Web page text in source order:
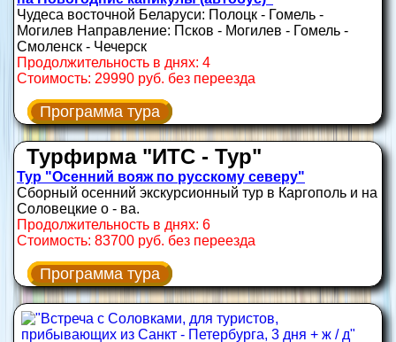
Чудеса восточной Беларуси: Полоцк - Гомель -
Могилев Направление: Псков - Могилев - Гомель -
Смоленск - Чечерск
Продолжительность в днях: 4
Стоимость: 29990 руб. без переезда
Программа тура
Турфирма "ИТС - Тур"
Тур "Осенний вояж по русскому северу"
Сборный осенний экскурсионный тур в Каргополь и на
Соловецкие о - ва.
Продолжительность в днях: 6
Стоимость: 83700 руб. без переезда
Программа тура